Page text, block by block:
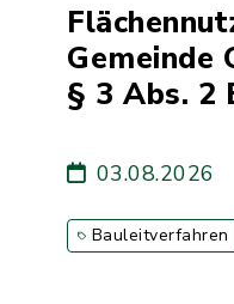
Gemeinde
§ 3 Abs. 2
03.08.2026
Bauleitverfahren